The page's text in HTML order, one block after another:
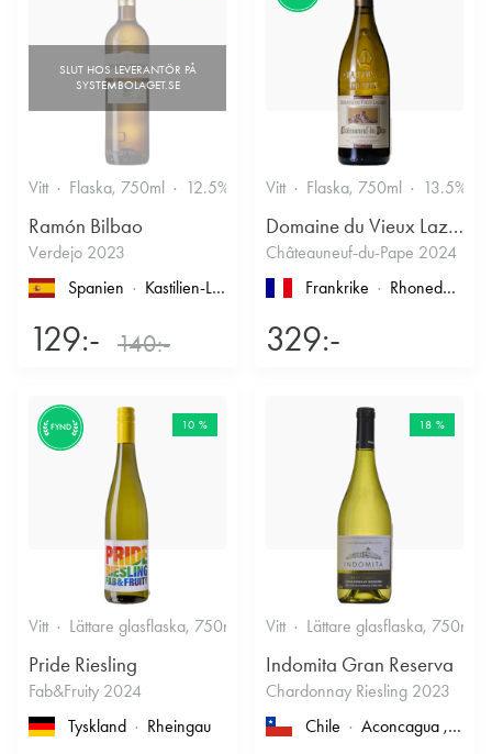
Vitt Flaska, 750ml 12.5%
Ramón Bilbao
Verdejo 2023
Spanien
Kastilien-León
129:- 140:-
Vitt Flaska, 750ml 13.5%
Domaine du Vieux Lazaret
Châteauneuf-du-Pape 2024
Frankrike
Rhonedalen
329:-
FYND 10 %
Vitt Lättare glasflaska, 750ml 12% Friskt & Fruktigt
Pride Riesling
Fab&Fruity 2024
Tyskland
Rheingau
18 %
Vitt Lättare glasflaska, 750ml
Indomita Gran Reserva
Chardonnay Riesling 2023
Chile
Aconcagua , Casablanca